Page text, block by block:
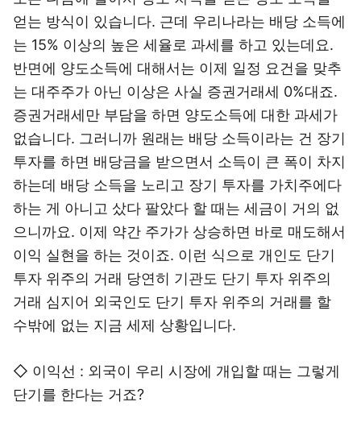
얻는 방식이 있습니다. 근데 우리나라는 배당 소득에
는 15% 이상의 높은 세율로 과세를 하고 있는데요.
반면에 양도소득에 대해서는 이제 일정 요건을 맞추
는 대주주가 아닌 이상은 사실 증권거래세 0%대죠.
증권거래세만 부담을 하면 양도소득에 대한 과세가
없습니다. 그러니까 원래는 배당 소득이라는 건 장기
투자를 하면 배당금을 받으면서 소득이 큰 폭이 차지
하는데 배당 소득을 노리고 장기 투자를 가치주에다
하는 게 아니고 샀다 팔았다 할 때는 세금이 거의 없
으니까요. 이제 약간 주가가 상승하면 바로 매도해서
이익 실현을 하는 것이죠. 이런 식으로 개인도 단기
투자 위주의 거래 당연히 기관도 단기 투자 위주의
거래 심지어 외국인도 단기 투자 위주의 거래를 할
수밖에 없는 지금 세제 상황입니다.
◇ 이익선 : 외국이 우리 시장에 개입할 때는 그렇게
단기를 한다는 거죠?